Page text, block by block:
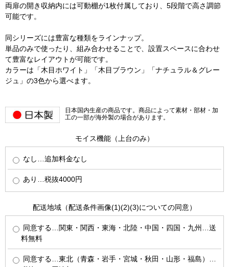
両扉の開き収納内には可動棚が1枚付属しており、5段階で高さ調節
可能です。
同シリーズには豊富な種類をラインナップ。
単品のみで使ったり、組み合わせることで、設置スペースに合わせ
て豊富なレイアウトが可能です。
カラーは「木目ホワイト」「木目ブラウン」「ナチュラル＆グレー
ジュ」の3色から選べます。
日本国内生産の商品です。商品によって素材・部材・加
工の一部が海外製の場合があります。
モイス機能（上台のみ）
なし…追加料金なし
あり…税抜4000円
配送地域（配送条件画像(1)(2)(3)についての同意）
同意する…関東・関西・東海・北陸・中国・四国・九州…送
料無料
同意する…東北（青森・岩手・宮城・秋田・山形・福島）…